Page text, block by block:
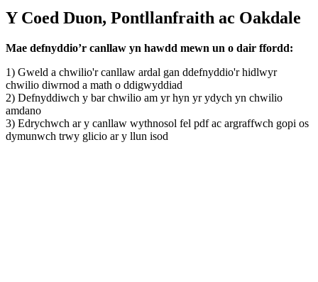
Y Coed Duon, Pontllanfraith ac Oakdale
Mae defnyddio’r canllaw yn hawdd mewn un o dair ffordd:
1) Gweld a chwilio'r canllaw ardal gan ddefnyddio'r hidlwyr
chwilio diwrnod a math o ddigwyddiad
2) Defnyddiwch y bar chwilio am yr hyn yr ydych yn chwilio
amdano
3) Edrychwch ar y canllaw wythnosol fel pdf ac argraffwch gopi os
dymunwch trwy glicio ar y llun isod